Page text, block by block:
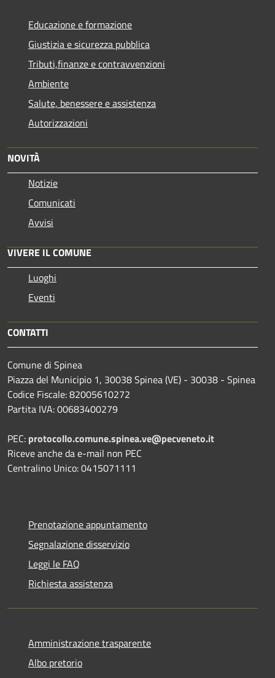
Educazione e formazione
Giustizia e sicurezza pubblica
Tributi,finanze e contravvenzioni
Ambiente
Salute, benessere e assistenza
Autorizzazioni
NOVITÀ
Notizie
Comunicati
Avvisi
VIVERE IL COMUNE
Luoghi
Eventi
CONTATTI
Comune di Spinea
Piazza del Municipio 1, 30038 Spinea (VE) - 30038 - Spinea
Codice Fiscale: 82005610272
Partita IVA: 00683400279
PEC: protocollo.comune.spinea.ve@pecveneto.it
Riceve anche da e-mail non PEC
Centralino Unico: 0415071111
Prenotazione appuntamento
Segnalazione disservizio
Leggi le FAQ
Richiesta assistenza
Amministrazione trasparente
Albo pretorio